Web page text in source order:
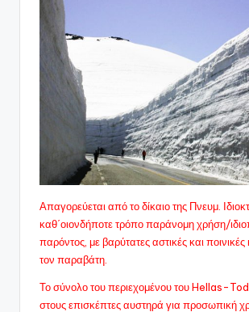
Απαγορεύεται από το δίκαιο της Πνευμ.
καθ΄οιονδήποτε τρόπο παράνομη χρήση/
παρόντος, με βαρύτατες αστικές και ποινικές
τον παραβάτη.
Το σύνολο του περιεχομένου του Hellas-
στους επισκέπτες αυστηρά για προσωπική